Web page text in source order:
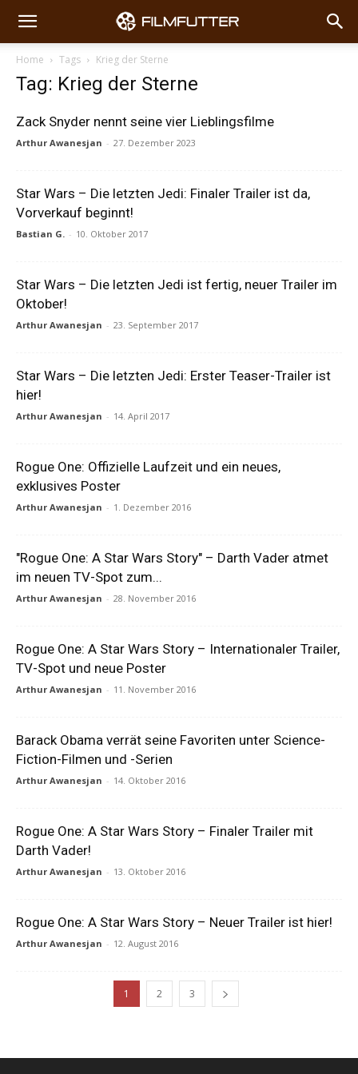
Home Tags Krieg der Sterne
Tag: Krieg der Sterne
Zack Snyder nennt seine vier Lieblingsfilme
Arthur Awanesjan - 27. Dezember 2023
Star Wars – Die letzten Jedi: Finaler Trailer ist da,
Vorverkauf beginnt!
Bastian G. - 10. Oktober 2017
Star Wars – Die letzten Jedi ist fertig, neuer Trailer im
Oktober!
Arthur Awanesjan - 23. September 2017
Star Wars – Die letzten Jedi: Erster Teaser-Trailer ist
hier!
Arthur Awanesjan - 14. April 2017
Rogue One: Offizielle Laufzeit und ein neues,
exklusives Poster
Arthur Awanesjan - 1. Dezember 2016
"Rogue One: A Star Wars Story" – Darth Vader atmet
im neuen TV-Spot zum...
Arthur Awanesjan - 28. November 2016
Rogue One: A Star Wars Story – Internationaler Trailer,
TV-Spot und neue Poster
Arthur Awanesjan - 11. November 2016
Barack Obama verrät seine Favoriten unter Science-
Fiction-Filmen und -Serien
Arthur Awanesjan - 14. Oktober 2016
Rogue One: A Star Wars Story – Finaler Trailer mit
Darth Vader!
Arthur Awanesjan - 13. Oktober 2016
Rogue One: A Star Wars Story – Neuer Trailer ist hier!
Arthur Awanesjan - 12. August 2016
1 2 3